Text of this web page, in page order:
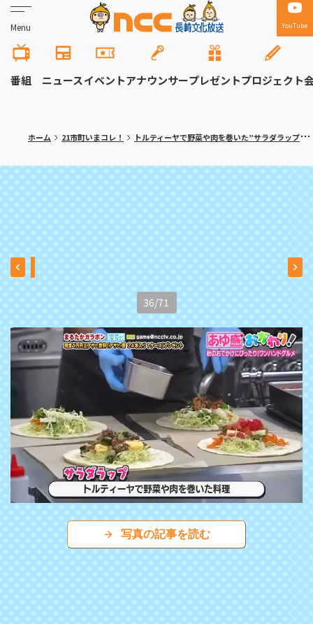
Menu YouTube
番組 ニュースイベントアナウンサープレゼントプロジェクト
ホーム 21市町いまコレ！ トルティーヤで野菜や肉を巻いた”サラダラップ”専門店！大村市「ロールン」
36/71
写真の記事を読む